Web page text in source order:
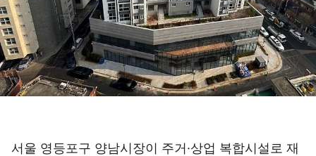
서울 영등포구 양남시장이 주거·상업 복합시설로 재